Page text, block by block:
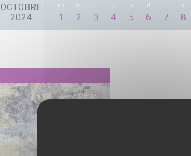
OCTOBRE
2024
m
1
m
2
j
3
v
4
s
5
d
6
l
7
m
8